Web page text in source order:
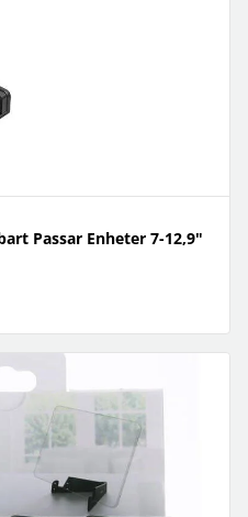
Passar Enheter 7-12,9"